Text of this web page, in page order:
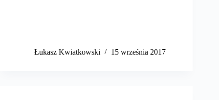
​Łukasz Kwiatkowski 15 września 2017